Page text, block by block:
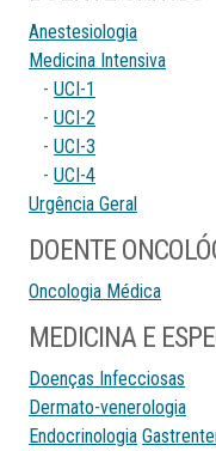
Anestesiologia
Medicina Intensiva
-UCI-1
-UCI-2
-UCI-3
-UCI-4
Urgência Geral
DOENTE
Oncologia Médica
MEDICINA E
Doenças Infecciosas
Dermato-venerologia
Endocrinologia